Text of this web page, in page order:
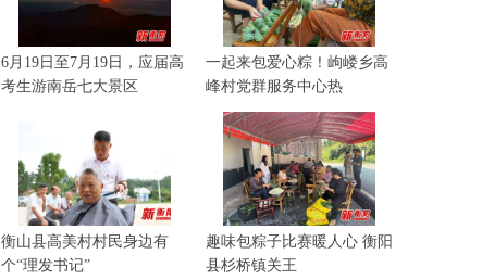
6月19日至7月19日，应届高
考生游南岳七大景区
一起来包爱心粽！岣嵝乡高
峰村党群服务中心热
衡山县高美村村民身边有
个“理发书记”
趣味包粽子比赛暖人心 衡阳
县杉桥镇关王